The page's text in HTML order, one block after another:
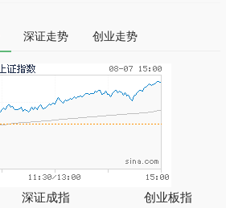
深证走势 创业走势
深证成指
创业板指